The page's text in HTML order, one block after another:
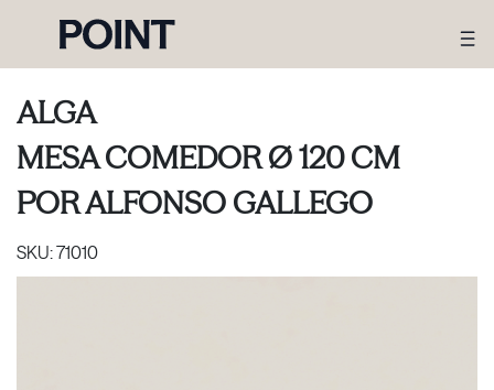
ALGA
MESA COMEDOR Ø 120 CM
PORALFONSO GALLEGO
SKU:71010